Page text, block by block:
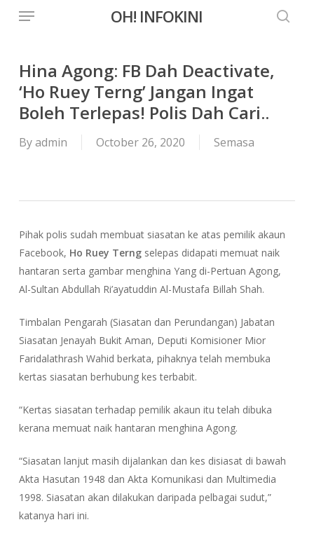
content
OH! INFOKINI
Menu
Hina Agong: FB Dah Deactivate,
‘Ho Ruey Terng’ Jangan Ingat
Boleh Terlepas! Polis Dah Cari..
Byadmin October 26, 2020 Semasa
Pihak polis sudah membuat siasatan ke atas pemilik akaun
Facebook, Ho Ruey Terngselepas didapati memuat naik
hantaran serta gambar menghina Yang di-Pertuan Agong,
Al-Sultan Abdullah Ri’ayatuddin Al-Mustafa Billah Shah.
Timbalan Pengarah (Siasatan dan Perundangan) Jabatan
Siasatan Jenayah Bukit Aman, Deputi Komisioner Mior
Faridalathrash Wahid berkata, pihaknya telah membuka
kertas siasatan berhubung kes terbabit.
“Kertas siasatan terhadap pemilik akaun itu telah dibuka
kerana memuat naik hantaran menghina Agong.
“Siasatan lanjut masih dijalankan dan kes disiasat di bawah
Akta Hasutan 1948 dan Akta Komunikasi dan Multimedia
1998. Siasatan akan dilakukan daripada pelbagai sudut,”
katanya hari ini.